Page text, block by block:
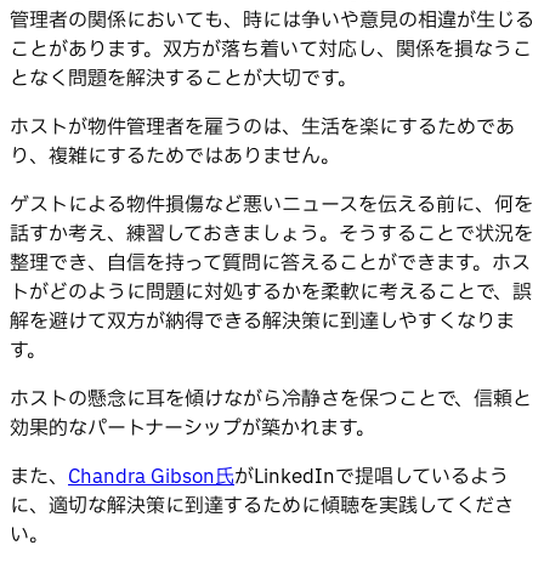
管理者の関係においても、時には争いや意見の相違が生じる
ことがあります。双方が落ち着いて対応し、関係を損なうこ
となく問題を解決することが大切です。
ホストが物件管理者を雇うのは、生活を楽にするためであ
り、複雑にするためではありません。
ゲストによる物件損傷など悪いニュースを伝える前に、何を
話すか考え、練習しておきましょう。そうすることで状況を
整理でき、自信を持って質問に答えることができます。ホス
トがどのように問題に対処するかを柔軟に考えることで、誤
解を避けて双方が納得できる解決策に到達しやすくなりま
す。
ホストの懸念に耳を傾けながら冷静さを保つことで、信頼と
効果的なパートナーシップが築かれます。
また、 Chandra Gibson氏がLinkedInで提唱しているよう
に、適切な解決策に到達するために傾聴を実践してくださ
い。